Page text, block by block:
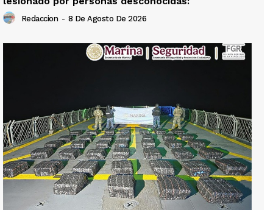
Redaccion - 8 De Agosto De 2026